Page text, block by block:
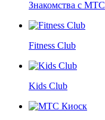
Знакомства с МТС
Fitness Club
Kids Club